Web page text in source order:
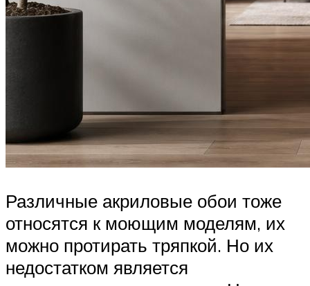
Различные акриловые обои тоже
относятся к моющим моделям, их
можно протирать тряпкой. Но их
недостатком является